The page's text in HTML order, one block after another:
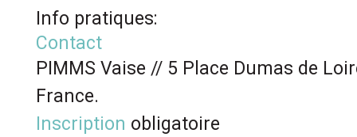
Info pratiques:
Contact
PIMMS Vaise // 5 Place Dumas de
France.
Inscription obligatoire